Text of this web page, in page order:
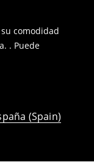
comodidad
. Puede
(Spain)